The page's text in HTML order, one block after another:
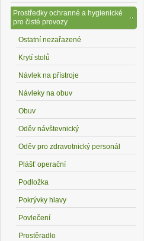
Prostředky ochranné a hygienické
pro čisté provozy
Ostatní nezařazené
Krytí stolů
Návlek na přístroje
Návleky na obuv
Obuv
Oděv návštevnický
Oděv pro zdravotnický personál
Plášť operační
Podložka
Pokrývky hlavy
Povlečení
Prostěradlo